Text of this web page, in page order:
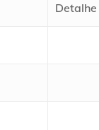
Detalhe